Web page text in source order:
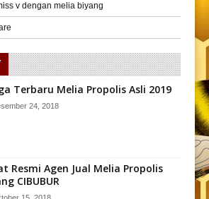
v dengan melia biyang
Terbaru Melia Propolis Asli 2019
24, 2018
Resmi Agen Jual Melia Propolis
CIBUBUR